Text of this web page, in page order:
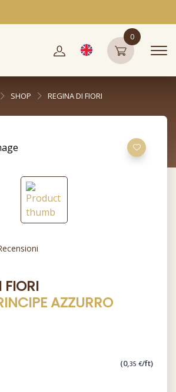
0
SHOP REGINA DI FIORI
FIORI
AZZURRO
(0,35 €/ft)